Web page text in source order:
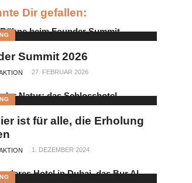
Dir gefallen:
Summit 2026
27. FEBRUAR 2026
ist für alle, die Erholung
1. DEZEMBER 2024